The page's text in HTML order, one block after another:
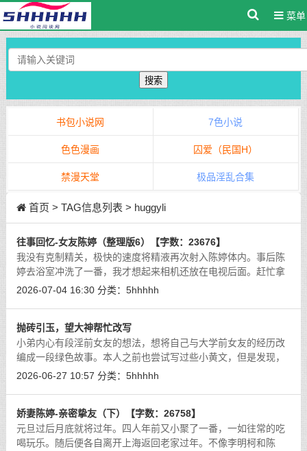
菜单
搜索
书包小说网 7色小说
色色漫画 囚爱（民国H）
禁漫天堂 极品淫乱合集
首页 > TAG信息列表 > huggyli
往事回忆-女友陈婷（整理版6）【字数：23676】
我没有克制精关，极快的速度将精液再次射入陈婷体内。事后陈
婷去浴室冲洗了一番，我才想起来相机还放在电视后面。赶忙拿
出来，已经没电关机了。也不知道到底录到了多少内容，只能回
2026-07-04 16:30 分类： 5hhhhh
抛砖引玉，望大神帮忙改写
小弟内心有段淫前女友的想法，想将自己与大学前女友的经历改
编成一段绿色故事。本人之前也尝试写过些小黄文，但是发现，
不知道是自己文字功底的问题还是自己在编写时已经熟知细节的
2026-06-27 10:57 分类： 5hhhhh
娇妻陈婷-亲密挚友（下）【字数：26758】
元旦过后月底就将过年。四人年前又小聚了一番，一如往常的吃
喝玩乐。随后便各自离开上海返回老家过年。不像李明柯和陈